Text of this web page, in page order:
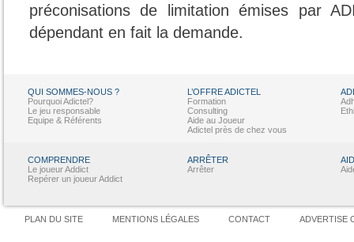
préconisations de limitation émises par
dépendant en fait la demande.
QUI SOMMES-NOUS ?
Pourquoi Adictel?
Le jeu responsable
Equipe & Référents
L’OFFRE ADICTEL
Formation
Consulting
Aide au Joueur
Adictel près de chez vous
COMPRENDRE
Le joueur Addict
Repérer un joueur Addict
ARRÊTER
Arrêter
PLAN DU SITE MENTIONS LÉGALES CONTACT ADVERTISE